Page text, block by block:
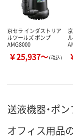
京セラ インダストリア
ルツールズ ポンプ
AMG8000
￥25,937～（税込）
送液機器・ポ
オフィス用品